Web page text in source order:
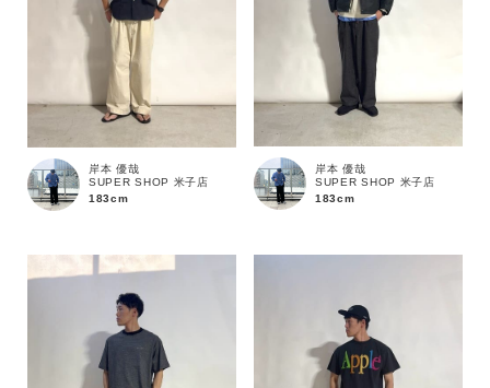
岸本 優哉
SUPER SHOP 米子店
183cm
岸本 優哉
SUPER SHOP 米子店
183cm